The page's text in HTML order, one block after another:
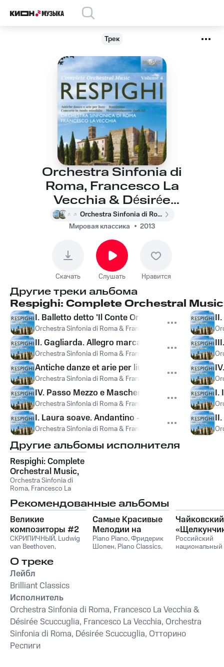
Трек
Orchestra Sinfonia di
Roma, Francesco La
Vecchia & Désirée
Scuccuglia, Francesco
La Vecchia, Orchestra
Sinfonia di
Roma, Désirée
Scuccuglia, Отторино
Респиги - II. Lento
Orchestra Sinfonia di Roma, Francesco La Vecchia & Désirée Scuccuglia, Francesco La Vecchia, Orchestra Sinfonia di Roma, Désirée Scuccuglia, Отторино Респиги
Мировая классика
2013
Скачать Слушать Нравится
Другие треки альбома
Respighi: Complete Orchestral
I. Balletto detto 'Il Conte Orlando'. Allegretto
Orchestra Sinfonia di Roma & Francesco La Vecchia ,
II. Gagliarda. Allegro marcato - Andantino
Orchestra Sinfonia di Roma & Francesco La Vecchia ,
Antiche danze et arie per liuto, Suite No. 1
Orchestra Sinfonia di Roma & Francesco La Vecchia ,
IV. Passo Mezzo e Mascherada. Allegro vivo -
Orchestra Sinfonia di Roma & Francesco La Vecchia ,
I. Laura soave. Andantino - Allegro marcato -
Orchestra Sinfonia di Roma & Francesco La Vecchia ,
I.
Другие альбомы исполнителя
Respighi: Complete
Orchestral Music,
Vol. 4
Orchestra Sinfonia di
Roma, Francesco La
Scuccuglia,Отторино
Респиги
Рекомендованные альбомы
Великие
композиторы #2
СКРИПИЧНЫЙ, Ludwig
van Beethoven,
Франц Шуберт
String Orchestra
Антонио Вивальди
Самые Красивые
Мелодии на
Пианино
Piano Piano,Фридерик
Шопен, Piano Classics,
Чайковский
Российский
национальный
О треке
Лейбл
Brilliant Classics
Исполнитель
Orchestra Sinfonia di Roma, Francesco La Vecchia &
Désirée Scuccuglia, Francesco La Vecchia, Orchestra
Sinfonia di Roma, Désirée Scuccuglia, Отторино
Респиги